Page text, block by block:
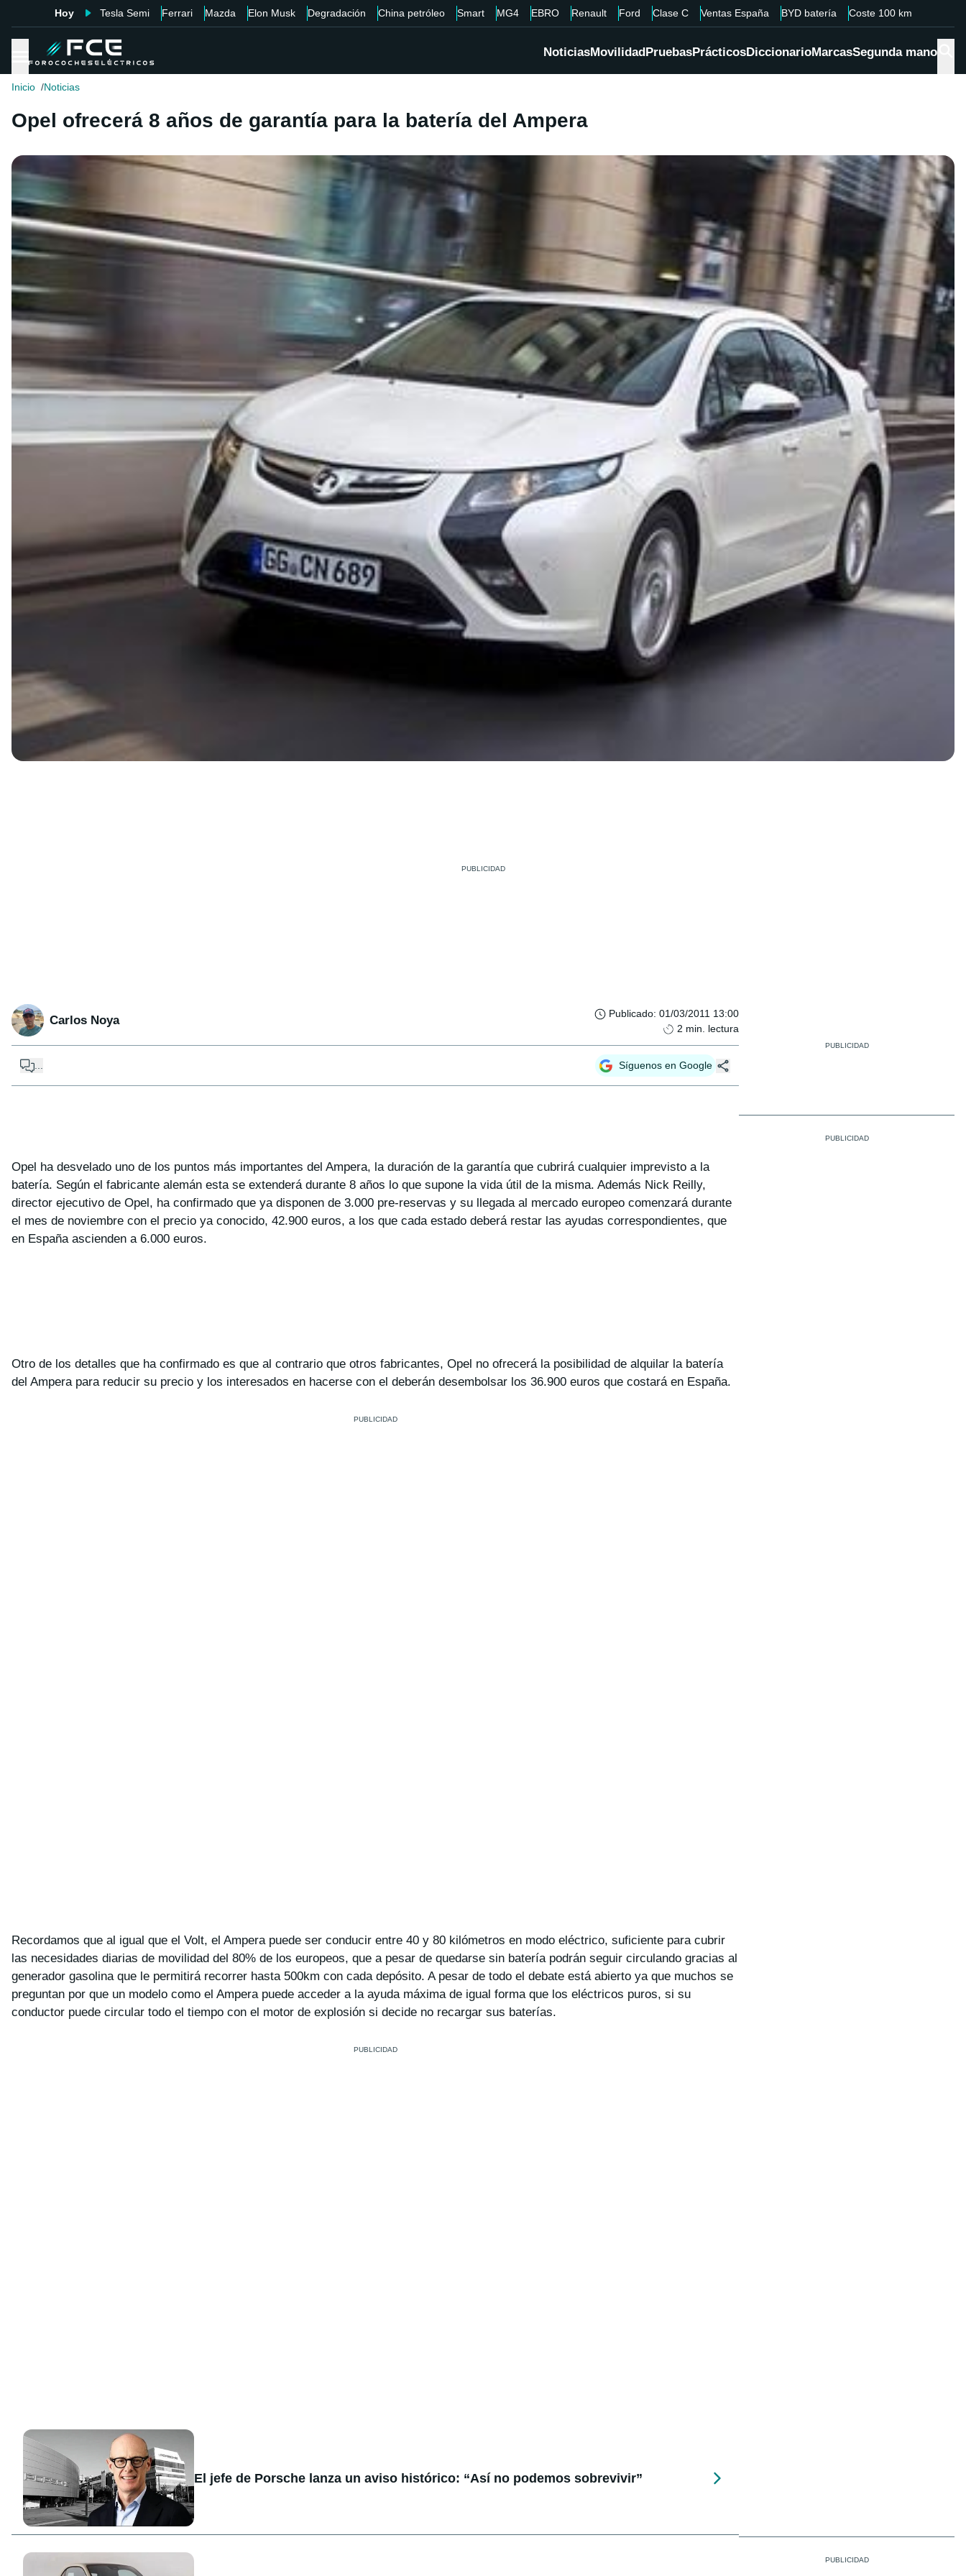
Hoy Tesla Semi Ferrari Mazda Elon Musk Degradación China petróleo Smart MG4 EBRO Renault Ford Clase C Ventas España BYD batería Coste 100 km
NoticiasMovilidadPruebasPrácticosDiccionarioMarcasSegunda mano
Inicio Noticias
Opel ofrecerá 8 años de garantía para la batería del Ampera
Carlos Noya Publicado: 01/03/2011 13:00
2 min. lectura
Síguenos en Google
Opel ha desvelado uno de los puntos más importantes del Ampera, la duración de la garantía que cubrirá cualquier imprevisto a la
batería. Según el fabricante alemán esta se extenderá durante 8 años lo que supone la vida útil de la misma. Además Nick Reilly,
director ejecutivo de Opel, ha confirmado que ya disponen de 3.000 pre-reservas y su llegada al mercado europeo comenzará durante
el mes de noviembre con el precio ya conocido, 42.900 euros, a los que cada estado deberá restar las ayudas correspondientes, que
en España ascienden a 6.000 euros.
Otro de los detalles que ha confirmado es que al contrario que otros fabricantes, Opel no ofrecerá la posibilidad de alquilar la batería
del Ampera para reducir su precio y los interesados en hacerse con el deberán desembolsar los 36.900 euros que costará en España.
Recordamos que al igual que el Volt, el Ampera puede ser conducir entre 40 y 80 kilómetros en modo eléctrico, suficiente para cubrir
las necesidades diarias de movilidad del 80% de los europeos, que a pesar de quedarse sin batería podrán seguir circulando gracias al
generador gasolina que le permitirá recorrer hasta 500km con cada depósito. A pesar de todo el debate está abierto ya que muchos se
preguntan por que un modelo como el Ampera puede acceder a la ayuda máxima de igual forma que los eléctricos puros, si su
conductor puede circular todo el tiempo con el motor de explosión si decide no recargar sus baterías.
El jefe de Porsche lanza un aviso histórico: “Así no podemos sobrevivir”